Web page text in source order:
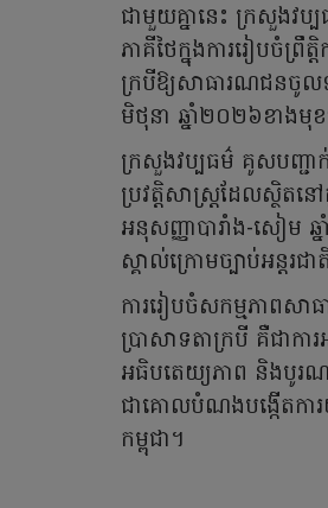
ជាមួយគ្នានេះ ក្រសួងវ
ភាគីថៃក្នុងការរៀបចំព្
ក្របីឱ្យសាធារណជនចូល
មិថុនា ឆ្នាំ២០២៦ខាងមុខ
ក្រសួងវប្បធម៌ គូសបញ្ជាក់
ប្រវត្តិសាស្ត្រដែលស្ថិតន
អនុសញ្ញាបារាំង-សៀម
ស្គាល់ក្រោមច្បាប់អន្តរជា
ការរៀបចំសកម្មភាពសា
ប្រាសាទតាក្របី គឺជាក
អធិបតេយ្យភាព និងបូរ
ជាគោលបំណងបង្កើតកា
កម្ពុជា។